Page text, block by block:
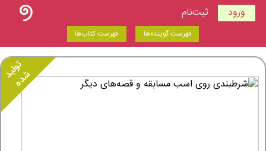
ورود ثبت‌نام
فهرست گوینده‌ها فهرست کتاب‌ها
تولید
شده